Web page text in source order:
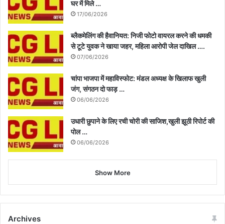
घर में मिले …
17/06/2026
ब्लैकमेलिंग की हैवानियत: निजी फोटो वायरल करने की धमकी
से टूटे युवक ने खाया जहर, महिला आरोपी जेल दाखिल ….
07/06/2026
चांपा भाजपा में महाविस्फोट: मंडल अध्यक्ष के खिलाफ खुली
जंग, संगठन दो फाड़ …
06/06/2026
उधारी छुपाने के लिए रची चोरी की साजिश,खुली झूठी रिपोर्ट की
पोल …
06/06/2026
Show More
Archives